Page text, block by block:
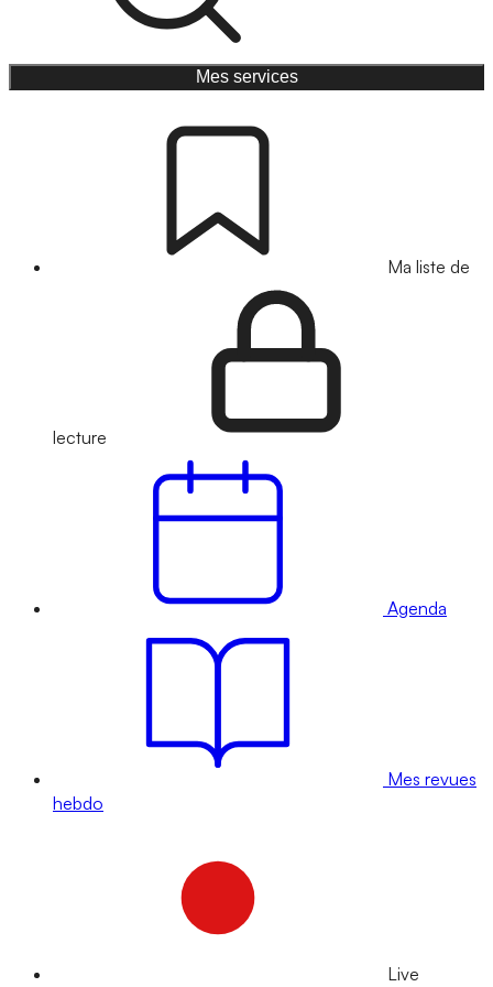
Mes services
Ma liste de
lecture
Agenda
Mes revues
hebdo
Live